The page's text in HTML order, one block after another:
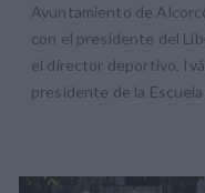
Ayuntamiento de
con el presidente del
el director deportivo,
presidente de la